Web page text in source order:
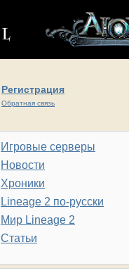
Регистрация
Обратная связь
Игровые серверы
Новости
Хроники
Lineage 2 по-русски
Мир Lineage 2
Статьи